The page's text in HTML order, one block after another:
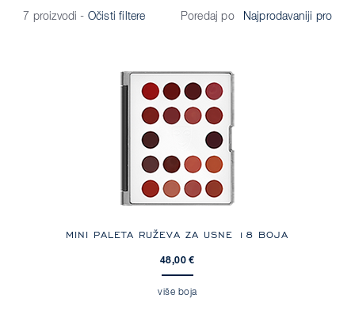
7 proizvodi - Očisti filtere Poredaj po
MINI PALETA RUŽEVA ZA USNE 18 BOJA
48,00 €
više boja